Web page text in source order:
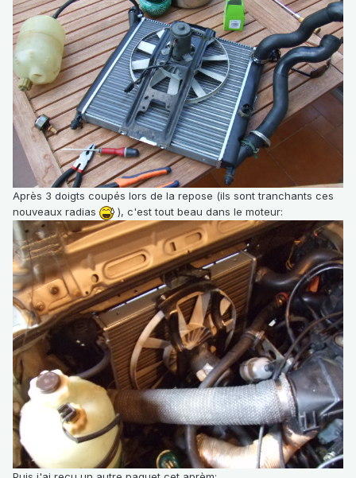
Après 3 doigts coupés lors de la repose (ils sont tranchants ces
nouveaux radias
), c'est tout beau dans le moteur: